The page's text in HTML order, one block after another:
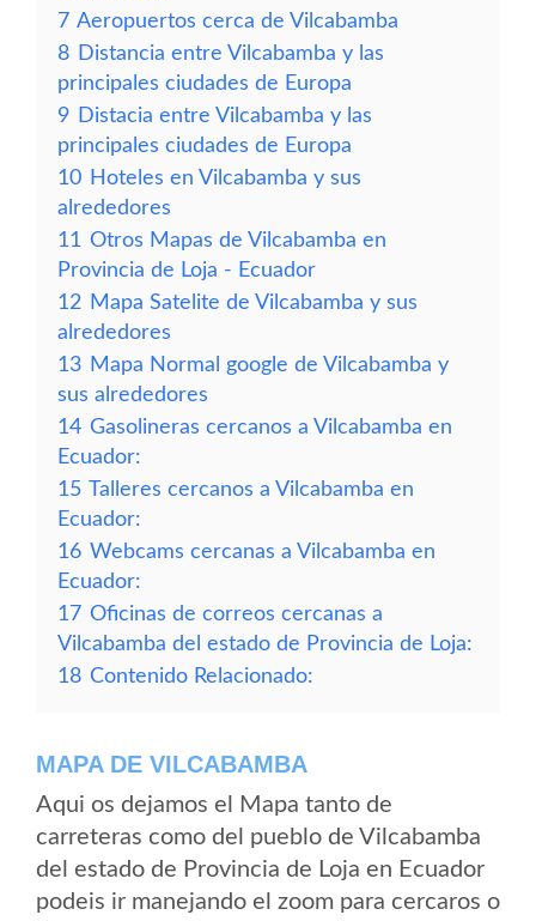
7 Aeropuertos cerca de Vilcabamba
8 Distancia entre Vilcabamba y las
principales ciudades de Europa
9 Distacia entre Vilcabamba y las
principales ciudades de Europa
10 Hoteles en Vilcabamba y sus
alrededores
11 Otros Mapas de Vilcabamba en
Provincia de Loja - Ecuador
12 Mapa Satelite de Vilcabamba y sus
alrededores
13 Mapa Normal google de Vilcabamba y
sus alrededores
14 Gasolineras cercanos a Vilcabamba en
Ecuador:
15 Talleres cercanos a Vilcabamba en
Ecuador:
16 Webcams cercanas a Vilcabamba en
Ecuador:
17 Oficinas de correos cercanas a
Vilcabamba del estado de Provincia de Loja:
18 Contenido Relacionado:
MAPA DE VILCABAMBA
Aqui os dejamos el Mapa tanto de
carreteras como del pueblo de Vilcabamba
del estado de Provincia de Loja en Ecuador
podeis ir manejando el zoom para cercaros o